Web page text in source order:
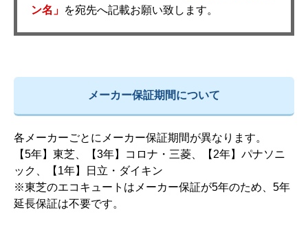
ン名」 を宛先へ記載お願い致します。
メーカー保証期間について
各メーカーごとにメーカー保証期間が異なります。
【5年】東芝、【3年】コロナ・三菱、【2年】パナソニ
ック、【1年】日立・ダイキン
※東芝のエコキュートはメーカー保証が5年のため、5年
延長保証は不要です。